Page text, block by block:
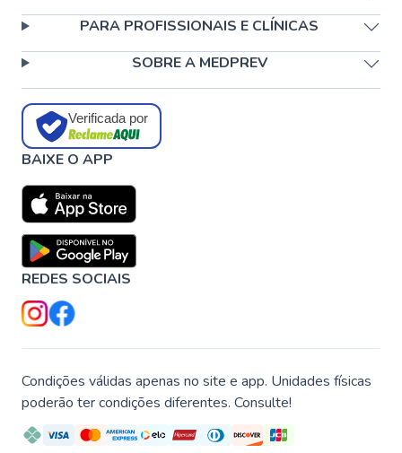
PARA PROFISSIONAIS E CLÍNICAS
SOBRE A MEDPREV
Verificada por
BAIXE O APP
REDES SOCIAIS
Condições válidas apenas no site e app. Unidades físicas
poderão ter condições diferentes. Consulte!